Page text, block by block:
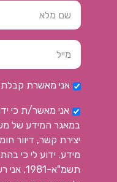
אני מאשרת קבלת
אני מאשר/ת כי
במאגר המידע של
יצירת קשר, דיוור
מידע. ידוע לי כי
תשמ"א-